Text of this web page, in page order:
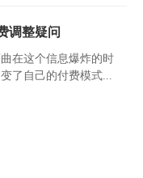
调整疑问
在这个信息爆炸的时
了自己的付费模式...